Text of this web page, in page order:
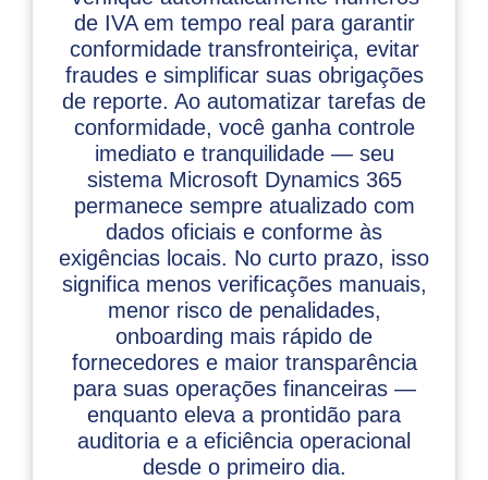
de IVA em tempo real para garantir
conformidade transfronteiriça, evitar
fraudes e simplificar suas obrigações
de reporte. Ao automatizar tarefas de
conformidade, você ganha controle
imediato e tranquilidade — seu
sistema Microsoft Dynamics 365
permanece sempre atualizado com
dados oficiais e conforme às
exigências locais. No curto prazo, isso
significa menos verificações manuais,
menor risco de penalidades,
onboarding mais rápido de
fornecedores e maior transparência
para suas operações financeiras —
enquanto eleva a prontidão para
auditoria e a eficiência operacional
desde o primeiro dia.